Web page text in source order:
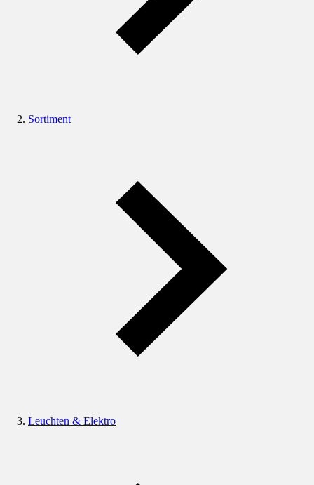
Sortiment
Leuchten & Elektro